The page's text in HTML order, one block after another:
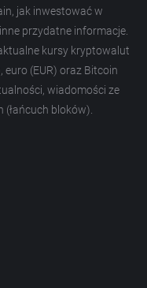
jak inwestować w
przydatne informacje.
kursy kryptowalut
euro (EUR) oraz Bitcoin
wiadomości ze
bloków).